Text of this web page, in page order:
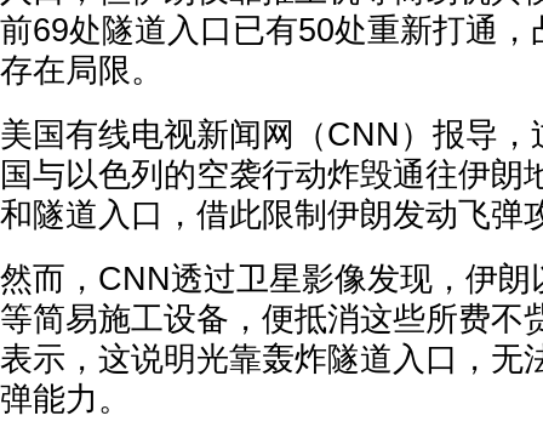
前69处隧道入口已有50处重新打通
存在局限。
美国有线电视新闻网（CNN）报导
国与以色列的空袭行动炸毁通往伊朗
和隧道入口，借此限制伊朗发动飞弹
然而，CNN透过卫星影像发现，伊朗
等简易施工设备，便抵消这些所费不
表示，这说明光靠轰炸隧道入口，无
弹能力。